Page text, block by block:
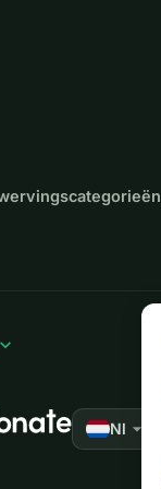
expand_more
Nl arrow_drop_down